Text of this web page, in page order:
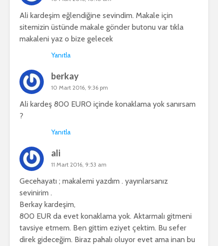
Ali kardeşim eğlendiğine sevindim. Makale için
sitemizin üstünde makale gönder butonu var tıkla
makaleni yaz o bize gelecek
Yanıtla
berkay
10 Mart 2016, 9:36 pm
Ali kardeş 800 EURO içinde konaklama yok sanırsam
?
Yanıtla
ali
11 Mart 2016, 9:53 am
Gecehayatı ; makalemi yazdım . yayınlarsanız
sevinirim .
Berkay kardeşim,
800 EUR da evet konaklama yok. Aktarmalı gitmeni
tavsiye etmem. Ben gittim eziyet çektim. Bu sefer
direk gideceğim. Biraz pahalı oluyor evet ama inan bu